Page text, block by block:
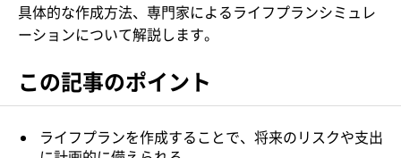
具体的な作成方法、専門家によるライフプランシミュレ
ーションについて解説します。
この記事のポイント
ライフプランを作成することで、将来のリスクや支出